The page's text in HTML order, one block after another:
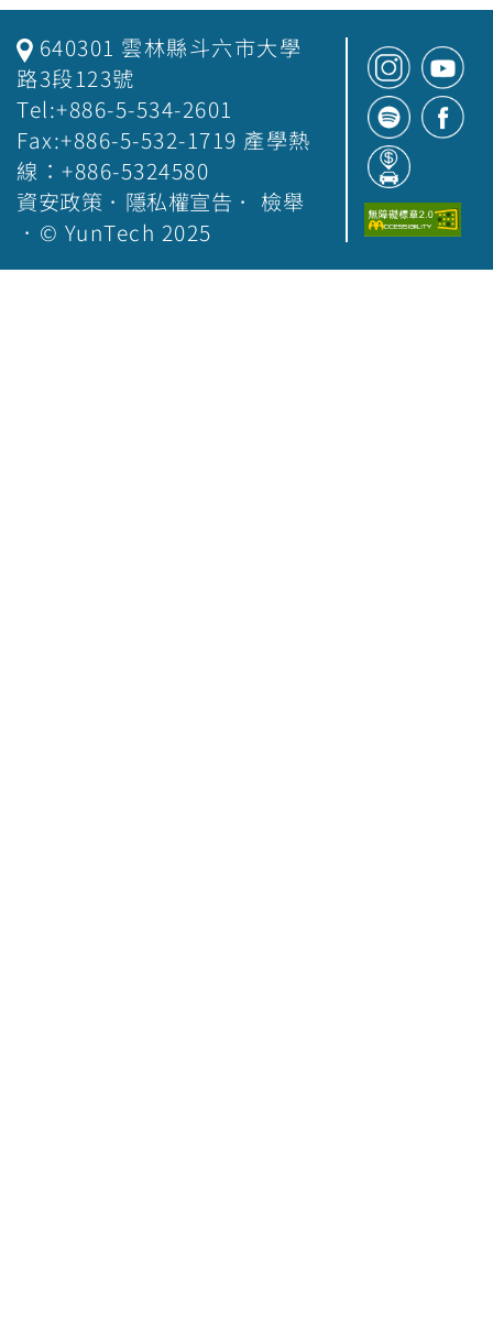
640301 雲林縣斗六市大學
路3段123號
Tel:+886-5-534-2601
Fax:+886-5-532-1719 產學熱
線：+886-5324580
資安政策 ． 隱私權宣告 ． 檢舉
．© YunTech 2025